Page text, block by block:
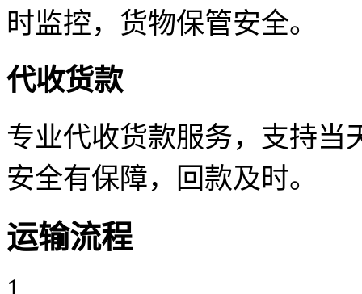
时监控，货物保管安全。
代收货款
专业代收货款服务，支持当
安全有保障，回款及时。
运输流程